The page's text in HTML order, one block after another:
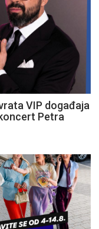
VIP događaja
Petra